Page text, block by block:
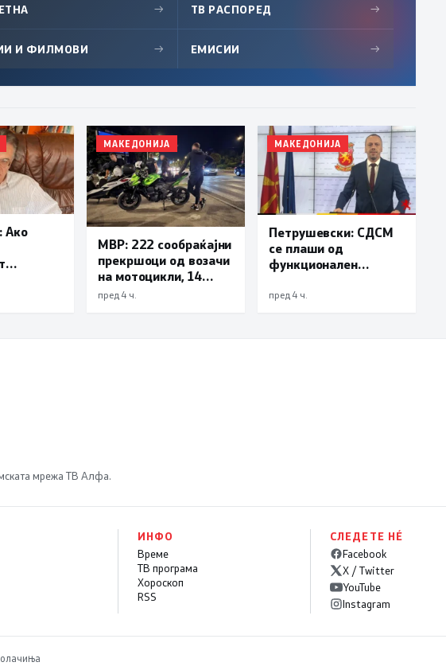
→ ТВ РАСПОРЕД →
И ФИЛМОВИ → ЕМИСИИ →
Ако
МАКЕДОНИЈА
МВР: 222 сообраќајни
прекршоци од возачи
на мотоцикли, 14
лишени поради
пред 4 ч.
МАКЕДОНИЈА
Петрушевски: СДСМ
се плаши од
функционален
град“ е доказ дека
пред 4 ч.
мрежа ТВ Алфа.
ИНФО
Време
ТВ програма
Хороскоп
RSS
СЛЕДЕТЕ НÉ
Facebook
X / Twitter
YouTube
Instagram